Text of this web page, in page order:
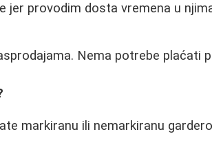
jer provodim dosta vremena u
Nema potrebe plaćati
markiranu ili nemarkiranu